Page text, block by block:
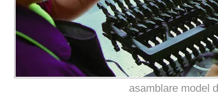
asamblare model